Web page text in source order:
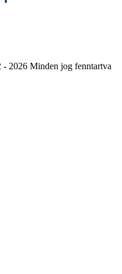
2026 Minden jog fenntartva